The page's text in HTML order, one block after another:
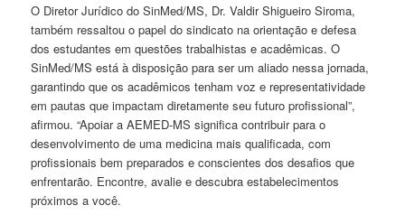
O Diretor Jurídico do SinMed/MS, Dr. Valdir Shigueiro Siroma,
também ressaltou o papel do sindicato na orientação e defesa
dos estudantes em questões trabalhistas e acadêmicas. O
SinMed/MS está à disposição para ser um aliado nessa jornada,
garantindo que os acadêmicos tenham voz e representatividade
em pautas que impactam diretamente seu futuro profissional”,
afirmou. “Apoiar a AEMED-MS significa contribuir para o
desenvolvimento de uma medicina mais qualificada, com
profissionais bem preparados e conscientes dos desafios que
enfrentarão. Encontre, avalie e descubra estabelecimentos
próximos a você.